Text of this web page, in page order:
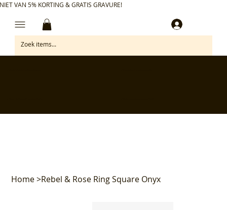
VAN 5% KORTING & GRATIS GRAVURE!
Home>Rebel & Rose Ring Square Onyx